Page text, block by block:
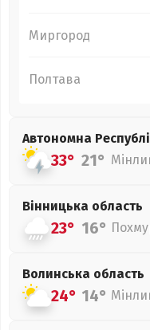
Миргород
Полтава
Автономна
33° 21°
Вінницька область
23° 16°
Волинська область
24° 14°